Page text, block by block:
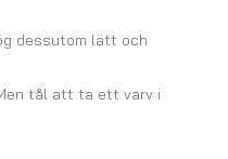
dessutom lätt och
tål att ta ett varv i